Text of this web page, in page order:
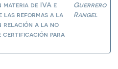
de IVA e
las reformas a la
relación a la no
certificación para
Guerrero
Rangel